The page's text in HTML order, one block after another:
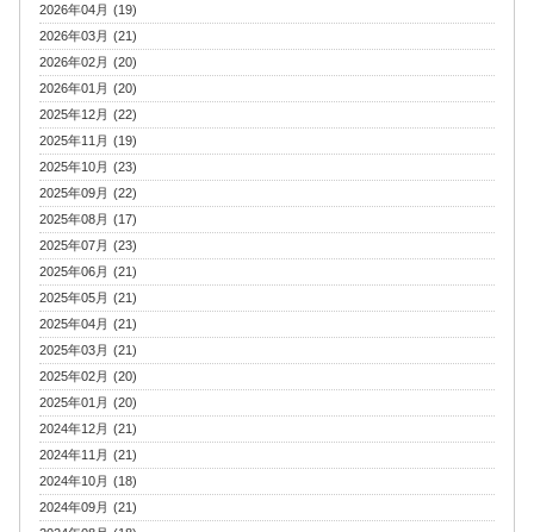
2026年04月 (19)
2026年03月 (21)
2026年02月 (20)
2026年01月 (20)
2025年12月 (22)
2025年11月 (19)
2025年10月 (23)
2025年09月 (22)
2025年08月 (17)
2025年07月 (23)
2025年06月 (21)
2025年05月 (21)
2025年04月 (21)
2025年03月 (21)
2025年02月 (20)
2025年01月 (20)
2024年12月 (21)
2024年11月 (21)
2024年10月 (18)
2024年09月 (21)